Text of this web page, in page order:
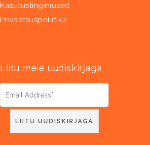
Kasutustingimused
Privaatsuspoliitika
Liitu meie uudiskirjaga